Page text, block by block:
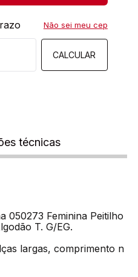
CALCULAR
Não sei meu cep
técnicas
050273 Feminina Peitilho
T. G/EG.
largas, comprimento n